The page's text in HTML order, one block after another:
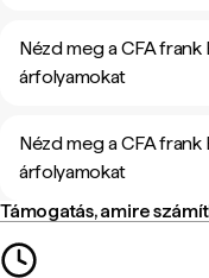
Nézd meg a CFA
árfolyamokat
Nézd meg a CFA
árfolyamokat
Támogatás, amire